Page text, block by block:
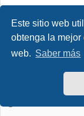
Este sitio web
obtenga la
web. Saber más
Archivos
¿Qué archivos
Cada foro puede
está seguro de que
La Administración